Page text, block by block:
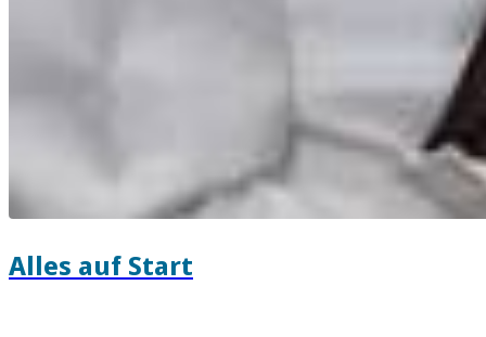
Alles auf Start